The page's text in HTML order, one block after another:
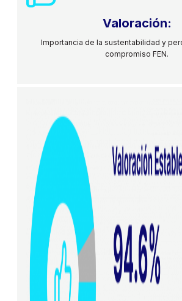
Valoración:
Importancia de la sustentabilidad y
compromiso FEN.